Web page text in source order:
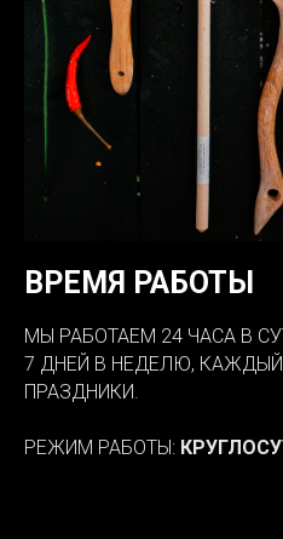
ВРЕМЯ РАБОТЫ
МЫ РАБОТАЕМ 24 ЧАСА В
7 ДНЕЙ В НЕДЕЛЮ,
ПРАЗДНИКИ.
РЕЖИМ РАБОТЫ: